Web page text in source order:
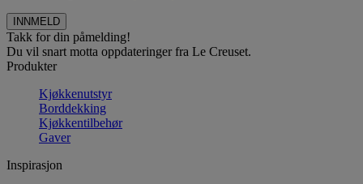
Takk for din påmelding!
Du vil snart motta oppdateringer fra Le Creuset.
Produkter
Kjøkkenutstyr
Borddekking
Kjøkkentilbehør
Gaver
Inspirasjon